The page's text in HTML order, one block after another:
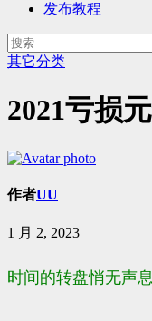
发布教程
其它分类
2021亏损
作者UU
1 月 2, 2023
时间的转盘悄无声